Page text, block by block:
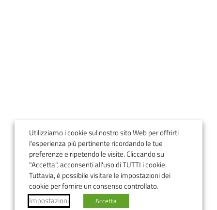
Utilizziamo i cookie sul nostro sito Web per offrirti
l'esperienza più pertinente ricordando le tue
preferenze e ripetendo le visite. Cliccando su
"Accetta", acconsenti all'uso di TUTTI i cookie.
Tuttavia, è possibile visitare le impostazioni dei
cookie per fornire un consenso controllato.
Impostazioni
Accetta